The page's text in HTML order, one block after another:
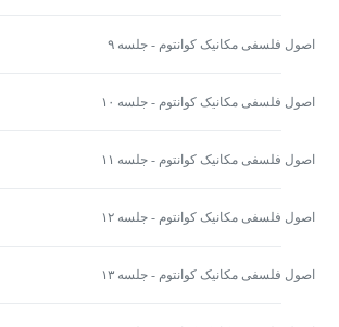
اصول فلسفی مکانیک کوانتوم - جلسه ۹
اصول فلسفی مکانیک کوانتوم - جلسه ۱۰
اصول فلسفی مکانیک کوانتوم - جلسه ۱۱
اصول فلسفی مکانیک کوانتوم - جلسه ۱۲
اصول فلسفی مکانیک کوانتوم - جلسه ۱۳